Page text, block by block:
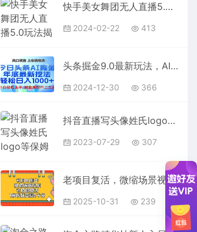
快手美女舞团无人直播5.0玩法揭秘，礼物收不停，日入3000+，内附多重防…
2024-02-22 413
头条掘金9.0最新玩法，AI一键生成爆款文章，简单易上手，每天复制粘贴就行，日入1000+
2024-12-30 366
抖音直播写头像姓氏logo等保姆级教程，火爆撸音浪教程【揭秘】
2023-07-29 307
老项目复活，微缩场景视频，利用AI制作，1条视频变现2千多！
2025-10-31 239